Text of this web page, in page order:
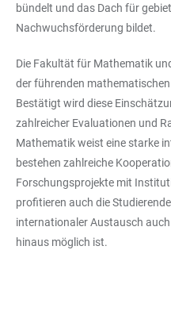
bündelt und das Dach für
Nachwuchsförderung bildet.
Die Fakultät für Mathematik
der führenden
Bestätigt wird diese
zahlreicher Evaluationen und
Mathematik weist eine starke
bestehen zahlreiche
Forschungsprojekte mit
profitieren auch die
internationaler Austausch
hinaus möglich ist.